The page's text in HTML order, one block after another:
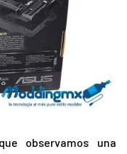
observamos una